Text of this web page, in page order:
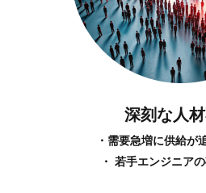
深刻な人
・需要急増に供給が
・ 若手エンジニア